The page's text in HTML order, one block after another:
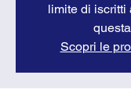
limite di iscritti
Scopri le